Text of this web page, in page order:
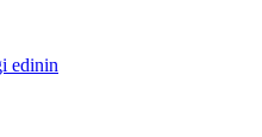
edinin